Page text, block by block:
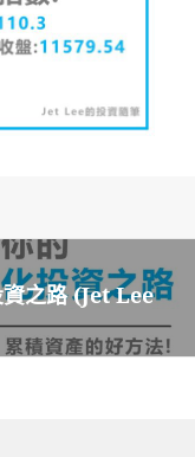
之路 (Jet Lee